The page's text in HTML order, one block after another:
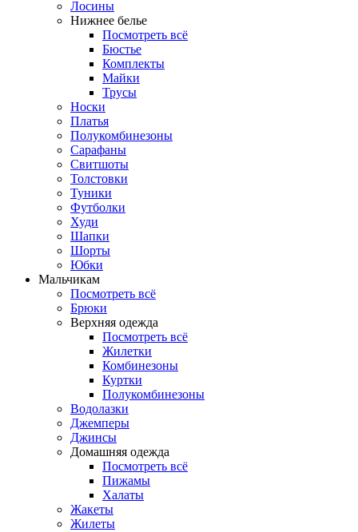
Лосины
Нижнее белье
Посмотреть всё
Бюстье
Комплекты
Майки
Трусы
Носки
Платья
Полукомбинезоны
Сарафаны
Свитшоты
Толстовки
Туники
Футболки
Худи
Шапки
Шорты
Юбки
Мальчикам
Посмотреть всё
Брюки
Верхняя одежда
Посмотреть всё
Жилетки
Комбинезоны
Куртки
Полукомбинезоны
Водолазки
Джемперы
Джинсы
Домашняя одежда
Посмотреть всё
Пижамы
Халаты
Жакеты
Жилеты